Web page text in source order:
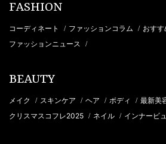
FASHION
コーディネート / ファッションコラム / おす
ファッションニュース /
BEAUTY
メイク / スキンケア / ヘア / ボディ / 最新美
クリスマスコフレ2025 / ネイル / インナービ